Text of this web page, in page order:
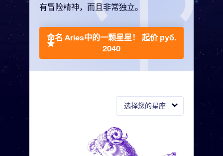
选择您的星座
有冒险精神，而且非常独立。
命名 Aries中的一颗星星！ 起价 руб.
2040